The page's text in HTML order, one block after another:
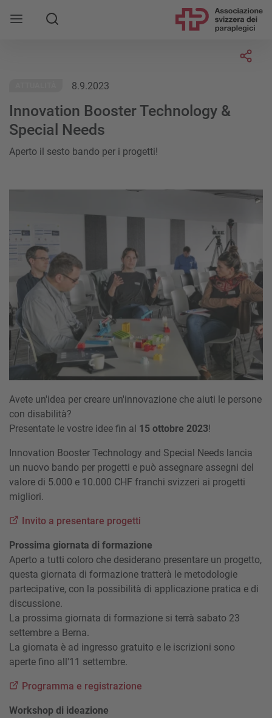
8.9.2023
Innovation Booster Technology &
Special Needs
Aperto il sesto bando per i progetti!
Avete un'idea per creare un'innovazione che aiuti le persone
con disabilità?
Presentate le vostre idee fin al 15 ottobre 2023!
Innovation Booster Technology and Special Needs lancia
un nuovo bando per progetti e può assegnare assegni del
valore di 5.000 e 10.000 CHF franchi svizzeri ai progetti
migliori.
Invito a presentare progetti
Prossima giornata di formazione
Aperto a tutti coloro che desiderano presentare un progetto,
questa giornata di formazione tratterà le metodologie
partecipative, con la possibilità di applicazione pratica e di
discussione.
La prossima giornata di formazione si terrà sabato 23
settembre a Berna.
La giornata è ad ingresso gratuito e le iscrizioni sono
aperte fino all'11 settembre.
Programma e registrazione
Workshop di ideazione